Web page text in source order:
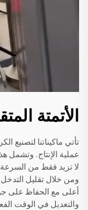
الأتمتة
تأتي ماكيناتنا لتصنيع
عملية الإنتاج. وتشمل
لا تزيد فقط من
ومن خلال تقليل
أعلى مع الحفاظ على
والتعديل في الوقت